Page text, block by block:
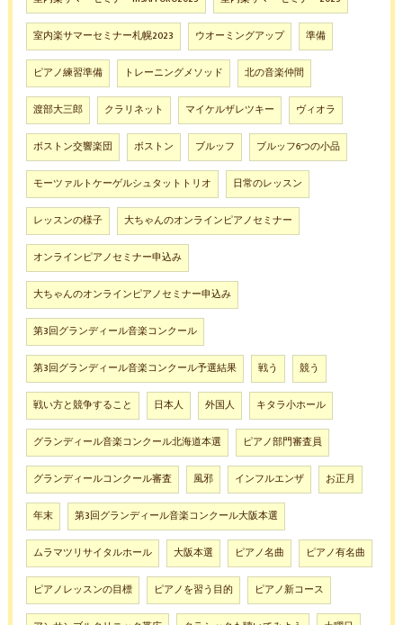
室内楽サマーセミナー札幌2023 ウオーミングアップ 準備
ピアノ練習準備 トレーニングメソッド 北の音楽仲間
渡部大三郎 クラリネット マイケルザレツキー ヴィオラ
ボストン交響楽団 ボストン ブルッフ ブルッフ6つの小品
モーツァルトケーゲルシュタットトリオ 日常のレッスン
レッスンの様子 大ちゃんのオンラインピアノセミナー
オンラインピアノセミナー申込み
大ちゃんのオンラインピアノセミナー申込み
第3回グランディール音楽コンクール
第3回グランディール音楽コンクール予選結果 戦う 競う
戦い方と競争すること 日本人 外国人 キタラ小ホール
グランディール音楽コンクール北海道本選 ピアノ部門審査員
グランディールコンクール審査 風邪 インフルエンザ お正月
年末 第3回グランディール音楽コンクール大阪本選
ムラマツリサイタルホール 大阪本選 ピアノ名曲 ピアノ有名曲
ピアノレッスンの目標 ピアノを習う目的 ピアノ新コース